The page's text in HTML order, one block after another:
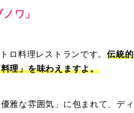
ワ」
ロ料理レストランです。伝統的
理」を味わえますよ。
雅な雰囲気」に包まれて、ディ